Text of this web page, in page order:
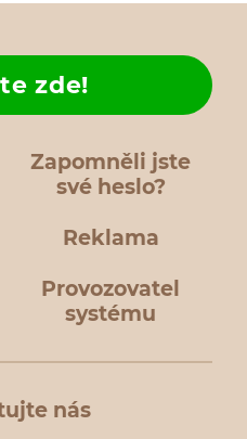
Zapomněli jste
své heslo?
zde!
Reklama
Provozovatel
systému
nás